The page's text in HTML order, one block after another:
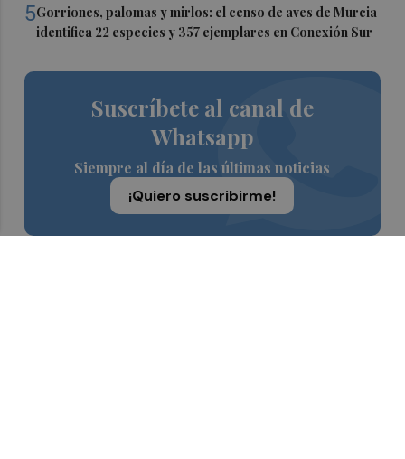
5Gorriones, palomas y mirlos: el censo de aves de Murcia
identifica 22 especies y 357 ejemplares en Conexión Sur
Suscríbete al canal de
Whatsapp
Siempre al día de las últimas noticias
¡Quiero suscribirme!